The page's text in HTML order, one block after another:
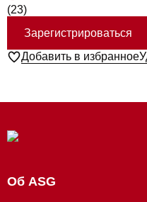
(23)
Зарегистрироваться
Добавить в избранное
Об ASG